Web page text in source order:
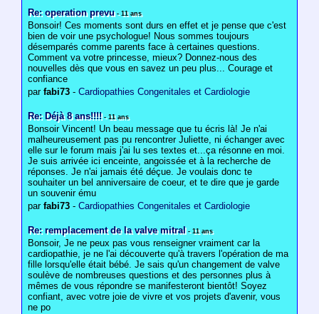
Re: operation prevu- 11 ans
Bonsoir! Ces moments sont durs en effet et je pense que c'est
bien de voir une psychologue! Nous sommes toujours
désemparés comme parents face à certaines questions.
Comment va votre princesse, mieux? Donnez-nous des
nouvelles dès que vous en savez un peu plus... Courage et
confiance
par fabi73- Cardiopathies Congenitales et Cardiologie
Re: Déjà 8 ans!!!!- 11 ans
Bonsoir Vincent! Un beau message que tu écris là! Je n'ai
malheureusement pas pu rencontrer Juliette, ni échanger avec
elle sur le forum mais j'ai lu ses textes et...ça résonne en moi.
Je suis arrivée ici enceinte, angoissée et à la recherche de
réponses. Je n'ai jamais été déçue. Je voulais donc te
souhaiter un bel anniversaire de coeur, et te dire que je garde
un souvenir ému
par fabi73- Cardiopathies Congenitales et Cardiologie
Re: remplacement de la valve mitral - 11 ans
Bonsoir, Je ne peux pas vous renseigner vraiment car la
cardiopathie, je ne l'ai découverte qu'à travers l'opération de ma
fille lorsqu'elle était bébé. Je sais qu'un changement de valve
soulève de nombreuses questions et des personnes plus à
mêmes de vous répondre se manifesteront bientôt! Soyez
confiant, avec votre joie de vivre et vos projets d'avenir, vous
ne po